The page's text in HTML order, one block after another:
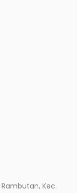
Rambutan, Kec.